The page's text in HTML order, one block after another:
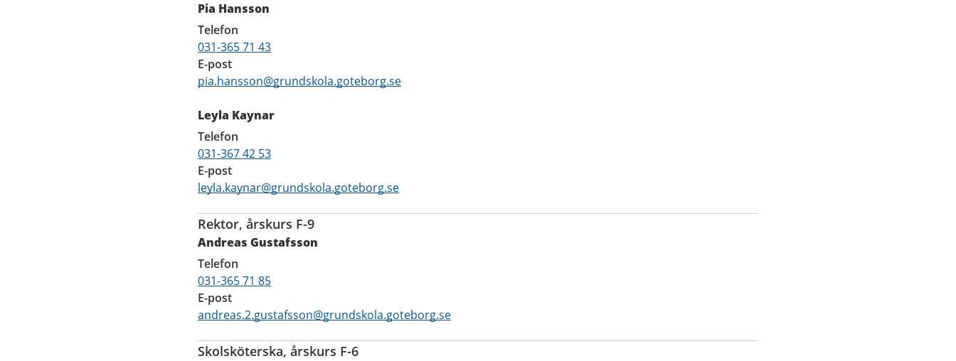
Pia Hansson
Telefon
031-365 71 43
E-post
pia.hansson@grundskola.goteborg.se
Leyla Kaynar
Telefon
031-367 42 53
E-post
leyla.kaynar@grundskola.goteborg.se
Rektor, årskurs F-9
Andreas Gustafsson
Telefon
031-365 71 85
E-post
andreas.2.gustafsson@grundskola.goteborg.se
Skolsköterska, årskurs F-6